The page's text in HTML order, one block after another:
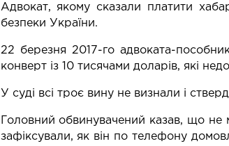
Адвокат, якому сказали платити
безпеки України.
22 березня 2017-го адвоката-
конверт із 10 тисячами доларів, які
У суді всі троє вину не визнали і
Головний обвинувачений казав, що не
зафіксували, як він по телефону